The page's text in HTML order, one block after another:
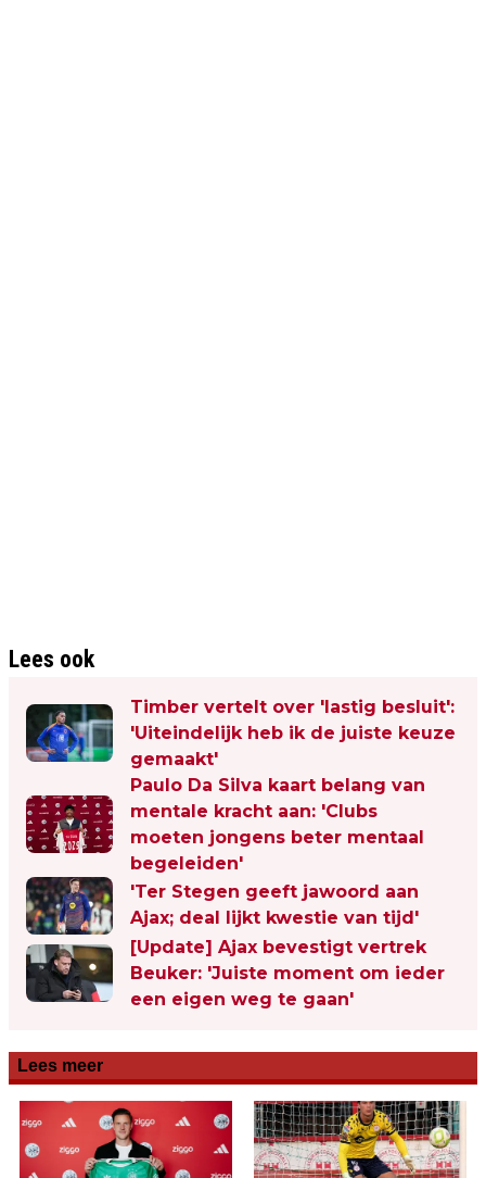
Lees ook
Timber vertelt over 'lastig besluit':
'Uiteindelijk heb ik de juiste keuze
gemaakt'
Paulo Da Silva kaart belang van
mentale kracht aan: 'Clubs
moeten jongens beter mentaal
begeleiden'
'Ter Stegen geeft jawoord aan
Ajax; deal lijkt kwestie van tijd'
[Update] Ajax bevestigt vertrek
Beuker: 'Juiste moment om ieder
een eigen weg te gaan'